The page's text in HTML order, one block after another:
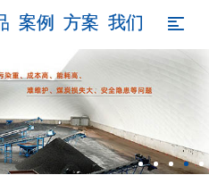
案例 方案 我们 